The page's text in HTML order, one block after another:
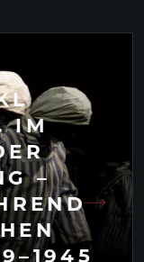
IM
–